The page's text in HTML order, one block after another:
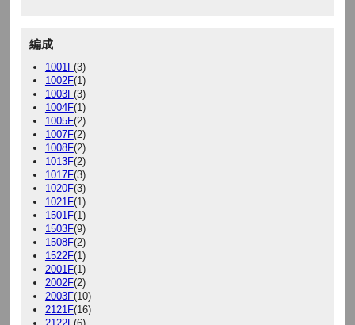
編成
1001F(3)
1002F(1)
1003F(3)
1004F(1)
1005F(2)
1007F(2)
1008F(2)
1013F(2)
1017F(3)
1020F(3)
1021F(1)
1501F(1)
1503F(9)
1508F(2)
1522F(1)
2001F(1)
2002F(2)
2003F(10)
2121F(16)